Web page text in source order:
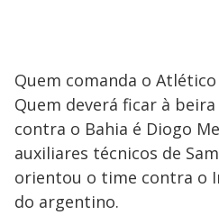
Quem comanda o
Quem deverá ficar à
contra o Bahia é Diogo
auxiliares técnicos de
orientou o time contra o
do argentino.